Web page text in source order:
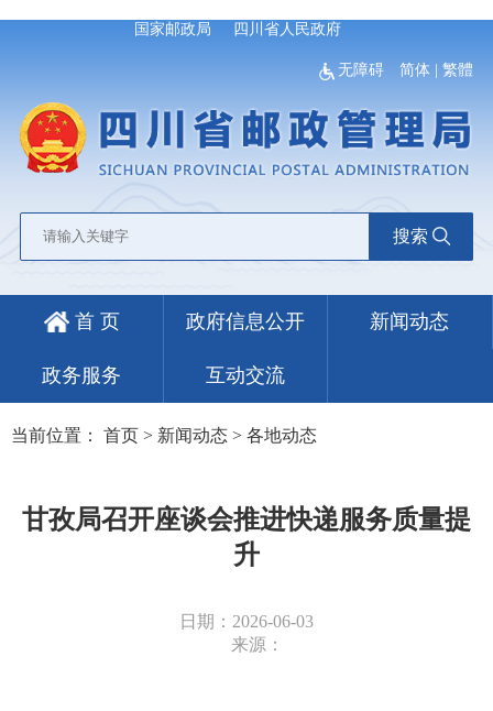
国家邮政局 四川省人民政府
无障碍 简体 |繁體
搜索
首 页 政府信息公开 新闻动态
政务服务 互动交流
当前位置： 首页 > 新闻动态 > 各地动态
甘孜局召开座谈会推进快递服务质量提
升
日期：2026-06-03
来源：